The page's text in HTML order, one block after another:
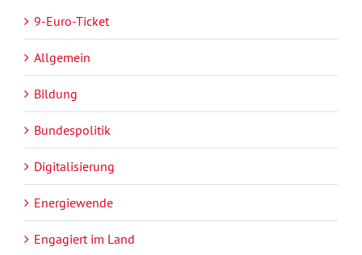
9-Euro-Ticket
Allgemein
Bildung
Bundespolitik
Digitalisierung
Energiewende
Engagiert im Land